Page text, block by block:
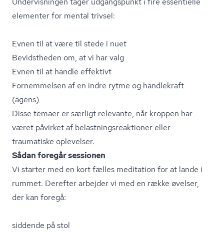
elementer for mental trivsel:
Evnen til at være til stede i nuet
Bevidstheden om, at vi har valg
Evnen til at handle effektivt
Fornemmelsen af en indre rytme og handlekraft
(agens)
Disse temaer er særligt relevante, når kroppen har
været påvirket af be­last­nings­re­ak­tio­ner eller
traumatiske oplevelser.
Sådan foregår sessionen
Vi starter med en kort fælles meditation for at lande i
rummet. Derefter arbejder vi med en række øvelser,
der kan foregå:
siddende på stol